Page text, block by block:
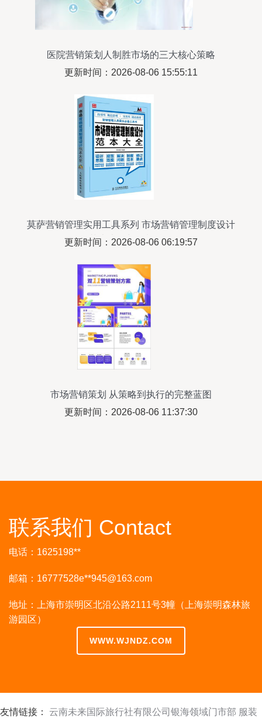
医院营销策划人制胜市场的三大核心策略
更新时间：2026-08-06 15:55:11
莫萨营销管理实用工具系列 市场营销管理制度设计
范本大全与策划精要
更新时间：2026-08-06 06:19:57
市场营销策划 从策略到执行的完整蓝图
更新时间：2026-08-06 11:37:30
联系我们 Contact
电话：1625198**
邮箱：16777528e**945@163.com
地址：上海市崇明区北沿公路2111号3幢（上海崇明森林旅
游园区）
WWW.WJNDZ.COM
友情链接： 云南未来国际旅行社有限公司银海领域门市部 服装